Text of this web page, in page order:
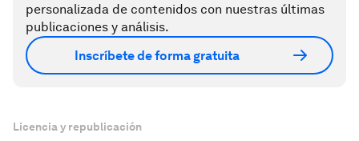
personalizada de contenidos con nuestras últimas
publicaciones y análisis.
Inscríbete de forma gratuita
Licencia y republicación